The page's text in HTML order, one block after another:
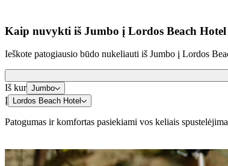
Kaip nuvykti iš Jumbo į Lordos Beach Hotel
Ieškote patogiausio būdo nukeliauti iš Jumbo į Lordos
Iš kur Jumbo
Į Lordos Beach Hotel
Patogumas ir komfortas pasiekiami vos keliais
Paspirtukai ir el. dviračiai